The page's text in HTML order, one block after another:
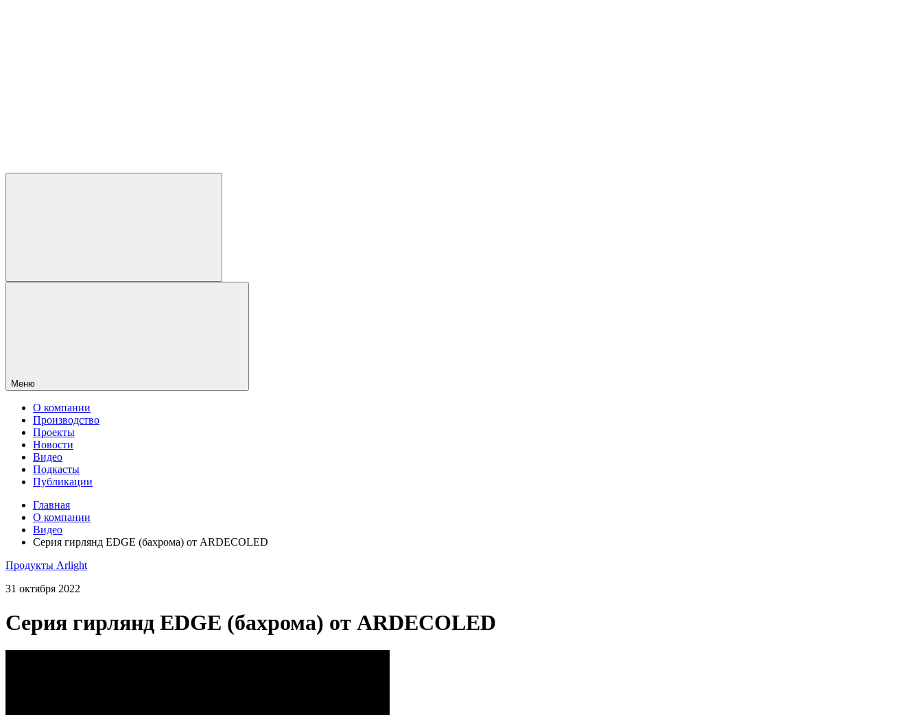
Меню
О компании
Производство
Проекты
Новости
Видео
Подкасты
Публикации
Главная
О компании
Видео
Серия гирлянд EDGE (бахрома) от ARDECOLED
Продукты Arlight
31 октября 2022
Серия гирлянд EDGE (бахрома) от ARDECOLED